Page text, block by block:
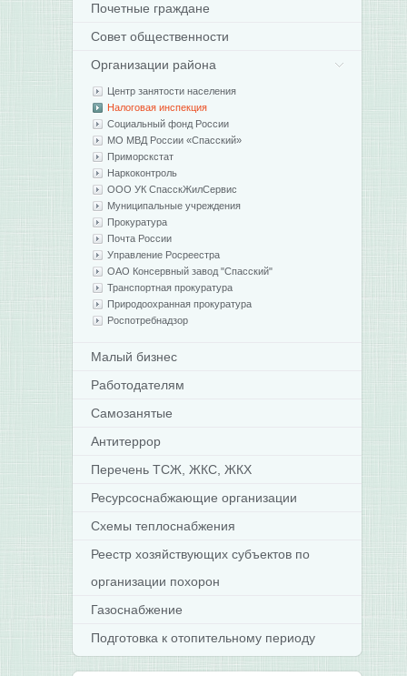
Почетные граждане
Совет общественности
Организации района
Центр занятости населения
Налоговая инспекция
Социальный фонд России
МО МВД России «Спасский»
Приморскстат
Наркоконтроль
ООО УК СпасскЖилСервис
Муниципальные учреждения
Прокуратура
Почта России
Управление Росреестра
ОАО Консервный завод "Спасский"
Транспортная прокуратура
Природоохранная прокуратура
Роспотребнадзор
Малый бизнес
Работодателям
Самозанятые
Антитеррор
Перечень ТСЖ, ЖКС, ЖКХ
Ресурсоснабжающие организации
Схемы теплоснабжения
Реестр хозяйствующих субъектов по
организации похорон
Газоснабжение
Подготовка к отопительному периоду